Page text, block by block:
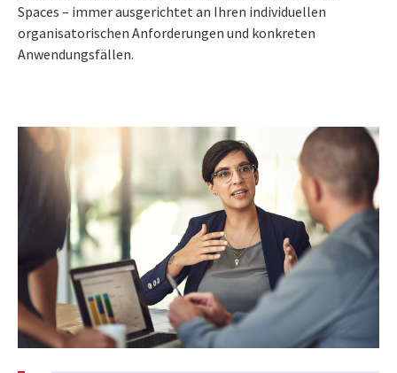
Spaces – immer ausgerichtet an Ihren individuellen
organisatorischen Anforderungen und konkreten
Anwendungsfällen.